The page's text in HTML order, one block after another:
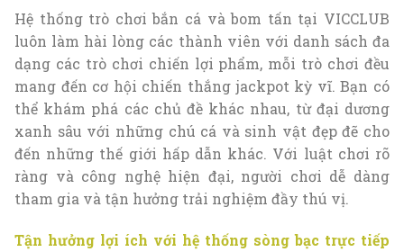
Hệ thống trò chơi bắn cá và bom tấn tại VICCLUB
luôn làm hài lòng các thành viên với danh sách đa
dạng các trò chơi chiến lợi phẩm, mỗi trò chơi đều
mang đến cơ hội chiến thắng jackpot kỳ vĩ. Bạn có
thể khám phá các chủ đề khác nhau, từ đại dương
xanh sâu với những chú cá và sinh vật đẹp đẽ cho
đến những thế giới hấp dẫn khác. Với luật chơi rõ
ràng và công nghệ hiện đại, người chơi dễ dàng
tham gia và tận hưởng trải nghiệm đầy thú vị.
Tận hưởng lợi ích với hệ thống sòng bạc trực tiếp